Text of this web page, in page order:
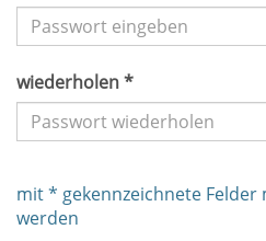
wiederholen *
mit * gekennzeichnete Felder
werden